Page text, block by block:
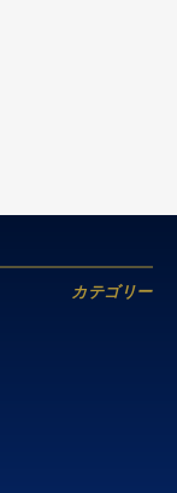
カテゴリー